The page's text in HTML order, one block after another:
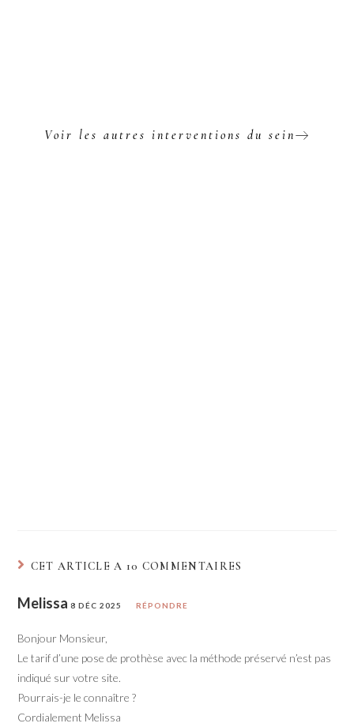
Voir les autres interventions du sein
CET ARTICLE A 10 COMMENTAIRES
Melissa 8 DÉC 2025 RÉPONDRE
Bonjour Monsieur,
Le tarif d’une pose de prothèse avec la méthode préservé n’est pas
indiqué sur votre site.
Pourrais-je le connaître ?
Cordialement Melissa